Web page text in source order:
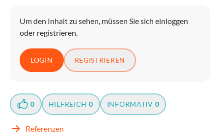
Um den Inhalt zu sehen, müssen Sie sich einloggen
oder registrieren.
LOGIN REGISTRIEREN
0 HILFREICH 0 INFORMATIV 0
Referenzen